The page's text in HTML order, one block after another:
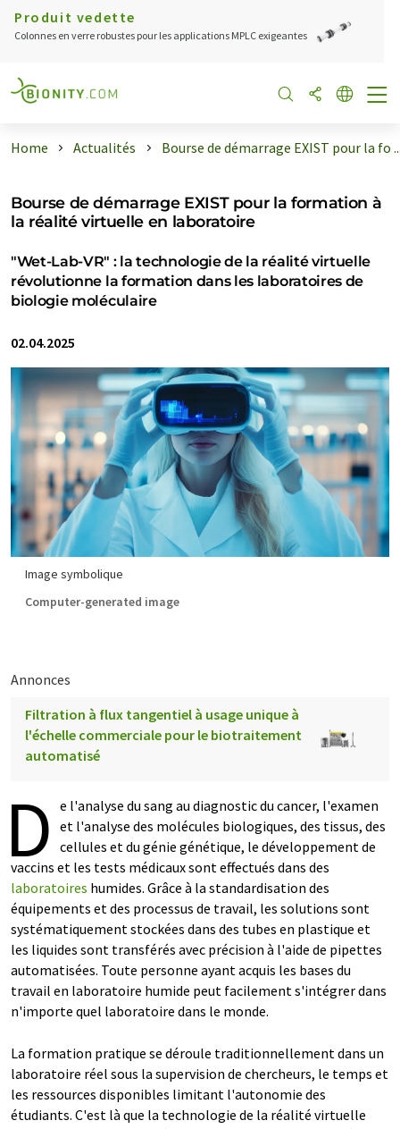
Produit vedette
Colonnes en verre robustes pour les applications MPLC exigeantes
Home Actualités Bourse de démarrage EXIST pour la fo
Bourse de démarrage EXIST pour la formation à
la réalité virtuelle en laboratoire
"Wet-Lab-VR" : la technologie de la réalité virtuelle
révolutionne la formation dans les laboratoires de
biologie moléculaire
02.04.2025
Image symbolique
Computer-generated image
Annonces
Filtration à flux tangentiel à usage unique à
l'échelle commerciale pour le biotraitement
automatisé
D e l'analyse du sang au diagnostic du cancer, l'examen
et l'analyse des molécules biologiques, des tissus, des
cellules et du génie génétique, le développement de
vaccins et les tests médicaux sont effectués dans des
laboratoires humides. Grâce à la standardisation des
équipements et des processus de travail, les solutions sont
systématiquement stockées dans des tubes en plastique et
les liquides sont transférés avec précision à l'aide de pipettes
automatisées. Toute personne ayant acquis les bases du
travail en laboratoire humide peut facilement s'intégrer dans
n'importe quel laboratoire dans le monde.
La formation pratique se déroule traditionnellement dans un
laboratoire réel sous la supervision de chercheurs, le temps et
les ressources disponibles limitant l'autonomie des
étudiants. C'est là que la technologie de la réalité virtuelle